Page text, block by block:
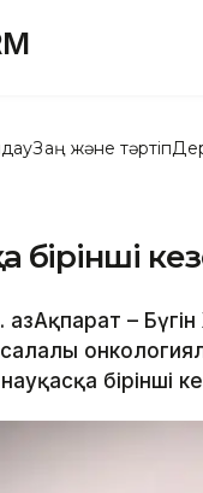
Заң және тәртіп
бірінші
–
бірінші